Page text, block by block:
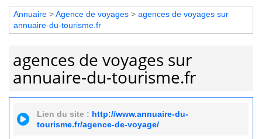
Annuaire >Agence de voyages > agences de voyages sur
annuaire-du-tourisme.fr
agences de voyages sur
annuaire-du-tourisme.fr
Lien du site : http://www.annuaire-du-
tourisme.fr/agence-de-voyage/